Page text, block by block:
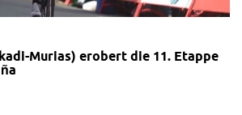
Murias) erobert die 11. Etappe